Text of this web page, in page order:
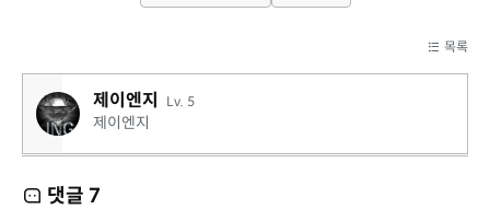
목록
제이엔지 Lv. 5
제이엔지
댓글 7